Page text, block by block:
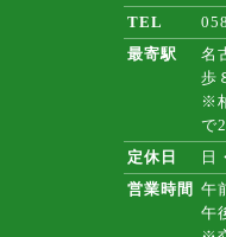
TEL
最寄駅
名
歩
※
で
定休日
日
営業時間 午
午